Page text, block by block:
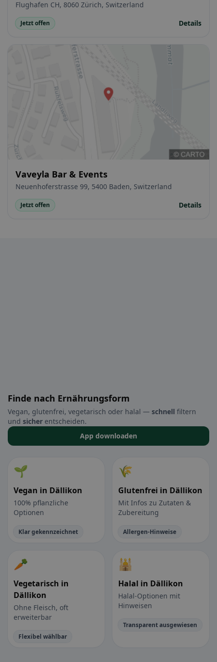
Flughafen CH, 8060 Zürich, Switzerland
Jetzt offen Details
Vaveyla Bar & Events
Neuenhoferstrasse 99, 5400 Baden, Switzerland
Jetzt offen Details
Finde nach Ernährungsform
Vegan, glutenfrei, vegetarisch oder halal — schnell filtern
und sicher entscheiden.
App downloaden
🌱
Vegan in Dällikon
100% pflanzliche
Optionen
Klar gekennzeichnet
🌾
Glutenfrei in Dällikon
Mit Infos zu Zutaten &
Zubereitung
Allergen-Hinweise
🥕
Vegetarisch in
Dällikon
Ohne Fleisch, oft
erweiterbar
Flexibel wählbar
🕌
Halal in Dällikon
Halal-Optionen mit
Hinweisen
Transparent ausgewiesen